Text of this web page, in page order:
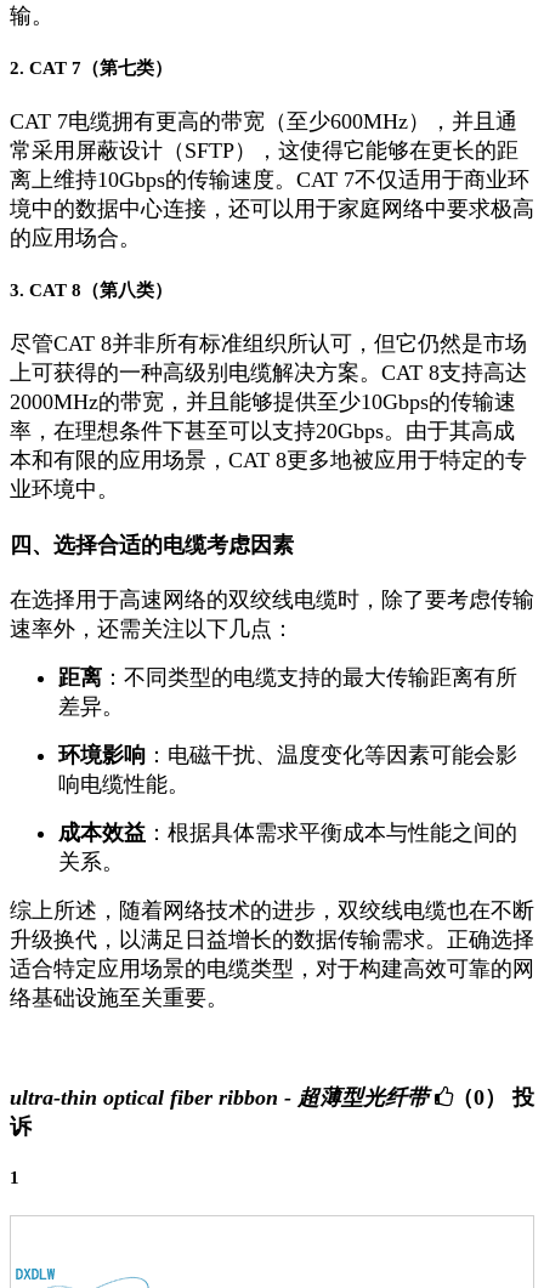
输。
2. CAT 7（第七类）
CAT 7电缆拥有更高的带宽（至少600MHz），并且通
常采用屏蔽设计（SFTP），这使得它能够在更长的距
离上维持10Gbps的传输速度。CAT 7不仅适用于商业环
境中的数据中心连接，还可以用于家庭网络中要求极高
的应用场合。
3. CAT 8（第八类）
尽管CAT 8并非所有标准组织所认可，但它仍然是市场
上可获得的一种高级别电缆解决方案。CAT 8支持高达
2000MHz的带宽，并且能够提供至少10Gbps的传输速
率，在理想条件下甚至可以支持20Gbps。由于其高成
本和有限的应用场景，CAT 8更多地被应用于特定的专
业环境中。
四、选择合适的电缆考虑因素
在选择用于高速网络的双绞线电缆时，除了要考虑传输
速率外，还需关注以下几点：
距离 ：不同类型的电缆支持的最大传输距离有所
差异。
环境影响 ：电磁干扰、温度变化等因素可能会影
响电缆性能。
成本效益 ：根据具体需求平衡成本与性能之间的
关系。
综上所述，随着网络技术的进步，双绞线电缆也在不断
升级换代，以满足日益增长的数据传输需求。正确选择
适合特定应用场景的电缆类型，对于构建高效可靠的网
络基础设施至关重要。
ultra-thin optical fiber ribbon - 超薄型光纤带 （0）
投
诉
1